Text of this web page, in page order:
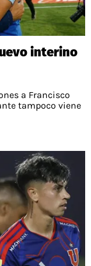
interino
a Francisco
tampoco viene